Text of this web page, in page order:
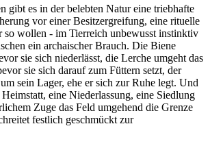
gibt es in der belebten Natur eine triebhafte
vor einer Besitzergreifung, eine rituelle
wollen - im Tierreich unbewusst instinktiv
ein archaischer Brauch. Die Biene
sie sich niederlässt, die Lerche umgeht das
sie sich darauf zum Füttern setzt, der
sein Lager, ehe er sich zur Ruhe legt. Und
eine Niederlassung, eine Siedlung
Zuge das Feld umgehend die Grenze
festlich geschmückt zur